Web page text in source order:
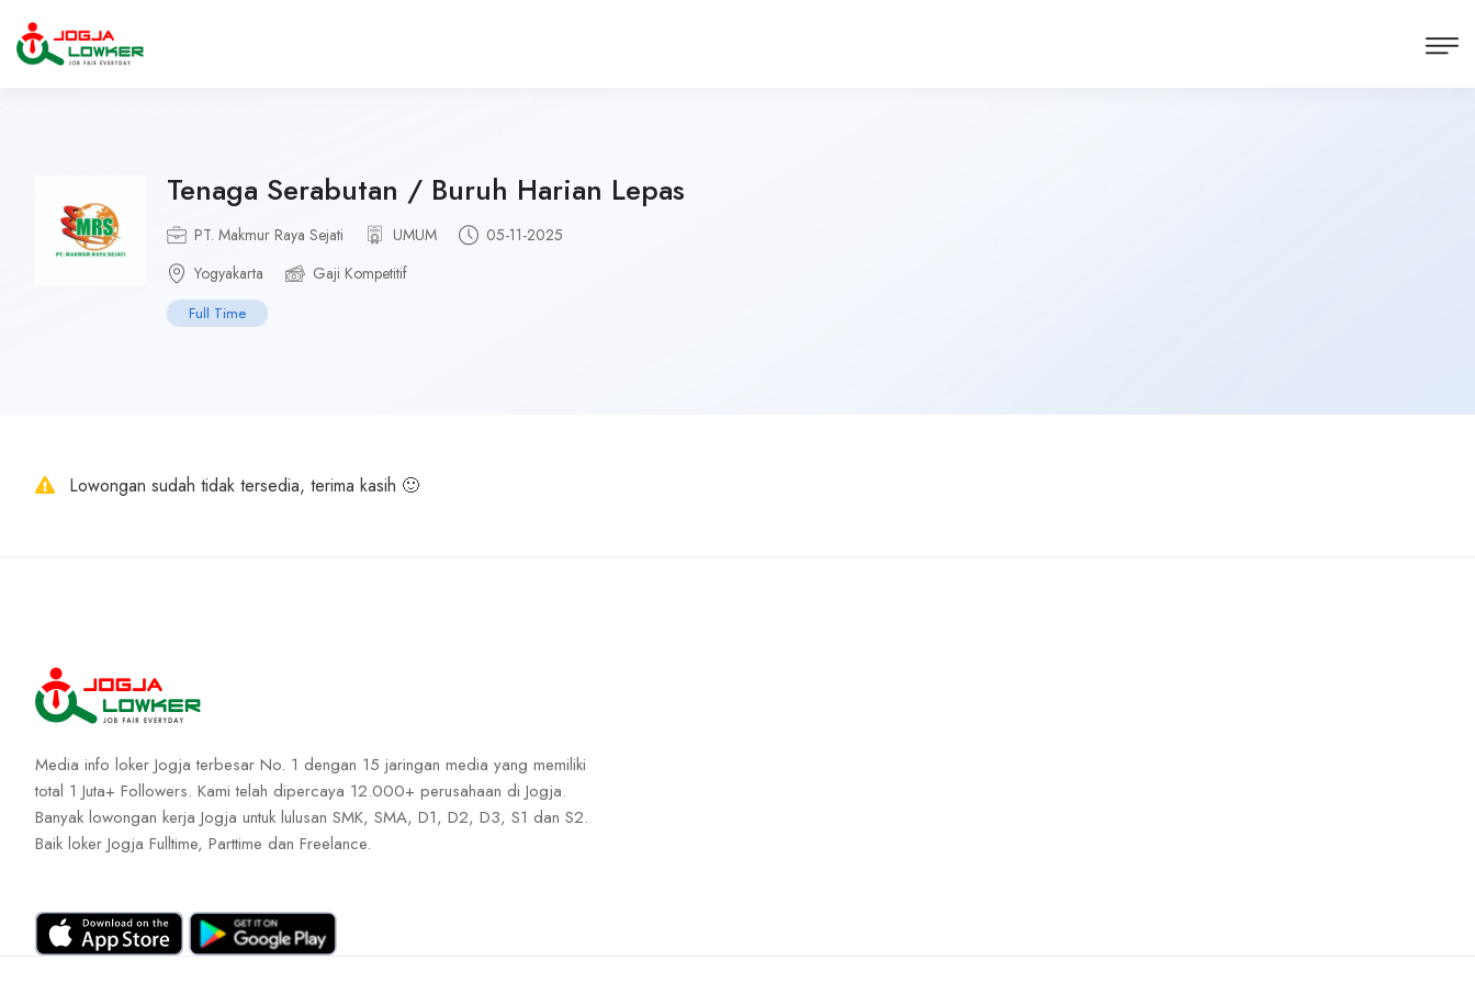
Tenaga Serabutan / Buruh Harian Lepas
PT. Makmur Raya Sejati UMUM
05-11-2025
Yogyakarta
Gaji Kompetitif
Full Time
Lowongan sudah tidak tersedia, terima kasih 🙂
Media info loker Jogja terbesar No. 1 dengan 15 jaringan media yang memiliki
total 1 Juta+ Followers. Kami telah dipercaya 12.000+ perusahaan di Jogja.
Banyak lowongan kerja Jogja untuk lulusan SMK, SMA, D1, D2, D3, S1 dan S2.
Baik loker Jogja Fulltime, Parttime dan Freelance.